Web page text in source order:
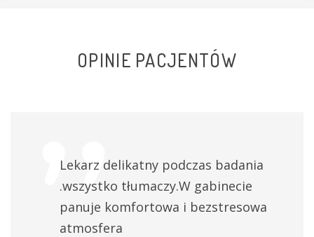
PakietMAX - konsultacja ginekologiczna + USG
konsultacja onkologiczna Indywidualnie
konsultacja położnicza
OPINIE PACJENTÓW
Lekarz delikatny podczas badania
.wszystko tłumaczy.W gabinecie
panuje komfortowa i bezstresowa
atmosfera